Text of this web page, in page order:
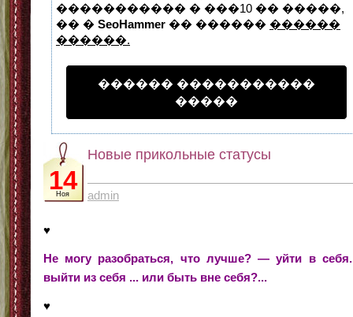
����������� � ���10 �� �����,
�� � SeoHammer �� ������ ������
������.
������ �����������
�����
14
Ноя
Новые прикольные статусы
admin
♥
Не могу разобраться, что лучше? — уйти в
выйти из себя ... или быть вне себя?...
♥